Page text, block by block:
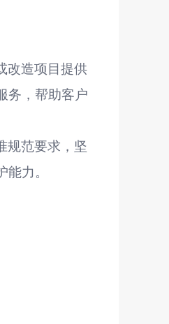
改造项目提供
务，帮助客户
规范要求，坚
力。